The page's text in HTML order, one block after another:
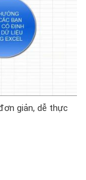
giản, dễ thực